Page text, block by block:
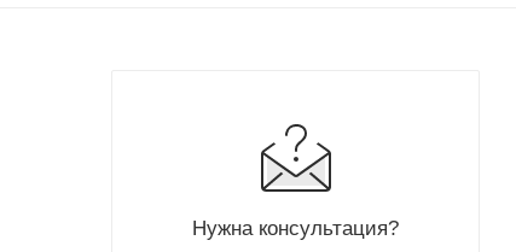
Нужна консультация?